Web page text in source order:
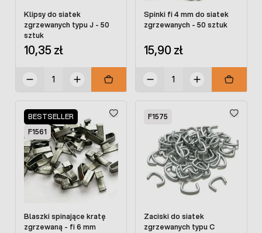
Klipsy do siatek
zgrzewanych typu J - 50
sztuk
10,35 zł
Spinki fi 4 mm do siatek
zgrzewanych - 50 sztuk
15,90 zł
BESTSELLER
F1561
Blaszki spinające kratę
zgrzewaną - fi 6 mm
F1575
Zaciski do siatek
zgrzewanych typu C